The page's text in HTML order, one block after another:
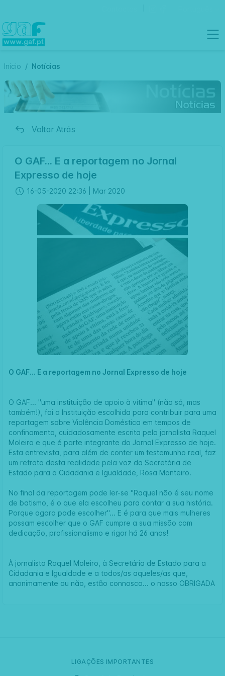
Inicio Notícias
Voltar Atrás
O GAF... E a reportagem no Jornal
Expresso de hoje
16-05-2020 22:36 | Mar 2020
O GAF... E a reportagem no Jornal Expresso de hoje
O GAF... "uma instituição de apoio à vítima" (não só, mas
também!), foi a Instituição escolhida para contribuir para uma
reportagem sobre Violência Doméstica em tempos de
confinamento, cuidadosamente escrita pela jornalista Raquel
Moleiro e que é parte integrante do Jornal Expresso de hoje.
Esta entrevista, para além de conter um testemunho real, faz
um retrato desta realidade pela voz da Secretária de
Estado para a Cidadania e Igualdade, Rosa Monteiro.
No final da reportagem pode ler-se "Raquel não é seu nome
de batismo, é o que ela escolheu para contar a sua história.
Porque agora pode escolher"... E é para que mais mulheres
possam escolher que o GAF cumpre a sua missão com
dedicação, profissionalismo e rigor há 26 anos!
À jornalista Raquel Moleiro, à Secretária de Estado para a
Cidadania e Igualdade e a todos/as aqueles/as que,
anonimamente ou não, estão connosco... o nosso OBRIGADA
LIGAÇÕES IMPORTANTES